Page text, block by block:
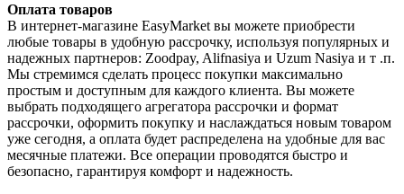
Оплата товаров
В интернет-магазине EasyMarket вы можете приобрести
любые товары в удобную рассрочку, используя популярных и
надежных партнеров: Zoodpay, Alifnasiya и Uzum Nasiya и т .п.
Мы стремимся сделать процесс покупки максимально
простым и доступным для каждого клиента. Вы можете
выбрать подходящего агрегатора рассрочки и формат
рассрочки, оформить покупку и наслаждаться новым товаром
уже сегодня, а оплата будет распределена на удобные для вас
месячные платежи. Все операции проводятся быстро и
безопасно, гарантируя комфорт и надежность.